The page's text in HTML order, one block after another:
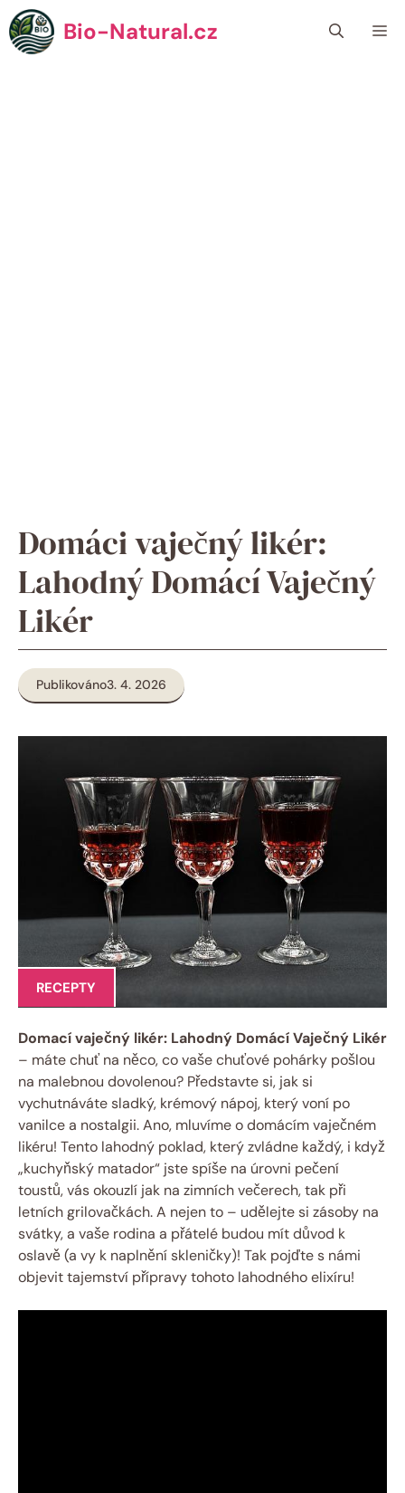
Přeskočit
na
obsah
Bio-Natural.cz
Domáci vaječný likér:
Lahodný Domácí Vaječný
Likér
Publikováno3. 4. 2026
RECEPTY
Domací vaječný likér: Lahodný Domácí Vaječný Likér
– máte chuť na něco, co vaše chuťové pohárky pošlou
na malebnou dovolenou? Představte si, jak si
vychutnáváte sladký, krémový nápoj, který voní po
vanilce a nostalgii. Ano, mluvíme o domácím vaječném
likéru! Tento lahodný poklad, který zvládne každý, i když
„kuchyňský matador“ jste spíše na úrovni pečení
toustů, vás okouzlí jak na zimních večerech, tak při
letních grilovačkách. A nejen to – udělejte si zásoby na
svátky, a vaše rodina a přátelé budou mít důvod k
oslavě (a vy k naplnění skleničky)! Tak pojďte s námi
objevit tajemství přípravy tohoto lahodného elixíru!